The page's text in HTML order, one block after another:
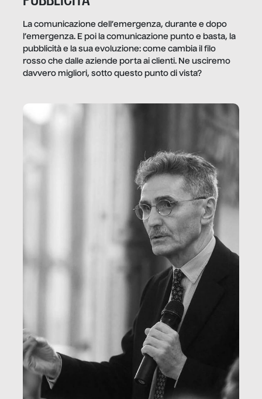
La comunicazione dell’emergenza, durante e dopo
l’emergenza. E poi la comunicazione punto e basta, la
pubblicità e la sua evoluzione: come cambia il filo
rosso che dalle aziende porta ai clienti. Ne usciremo
davvero migliori, sotto questo punto di vista?